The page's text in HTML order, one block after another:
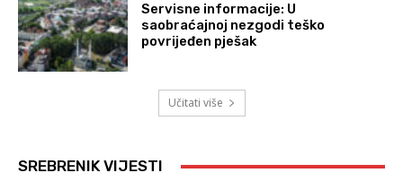
Servisne informacije: U
saobraćajnoj nezgodi teško
povrijeđen pješak
Učitati više
SREBRENIK VIJESTI